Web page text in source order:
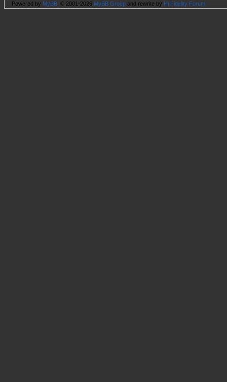
Powered by MyBB , © 2001-2026 MyBB Group and rewrite by Hi Fidelity Forum